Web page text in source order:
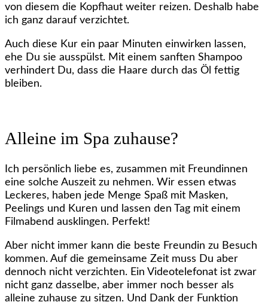
von diesem die Kopfhaut weiter reizen. Deshalb habe
ich ganz darauf verzichtet.
Auch diese Kur ein paar Minuten einwirken lassen,
ehe Du sie ausspülst. Mit einem sanften Shampoo
verhindert Du, dass die Haare durch das Öl fettig
bleiben.
Alleine im Spa zuhause?
Ich persönlich liebe es, zusammen mit Freundinnen
eine solche Auszeit zu nehmen. Wir essen etwas
Leckeres, haben jede Menge Spaß mit Masken,
Peelings und Kuren und lassen den Tag mit einem
Filmabend ausklingen. Perfekt!
Aber nicht immer kann die beste Freundin zu Besuch
kommen. Auf die gemeinsame Zeit muss Du aber
dennoch nicht verzichten. Ein Videotelefonat ist zwar
nicht ganz dasselbe, aber immer noch besser als
alleine zuhause zu sitzen. Und Dank der Funktion